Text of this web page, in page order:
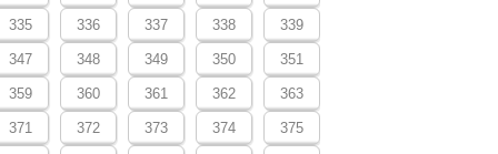
335 336 337 338 339
347 348 349 350 351
359 360 361 362 363
371 372 373 374 375